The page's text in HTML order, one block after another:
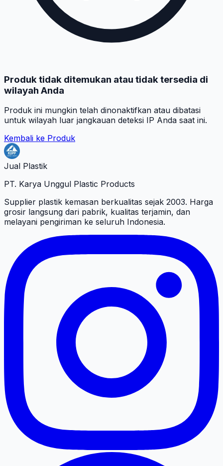
Produk tidak ditemukan atau tidak tersedia di
wilayah Anda
Produk ini mungkin telah dinonaktifkan atau dibatasi
untuk wilayah luar jangkauan deteksi IP Anda saat ini.
Kembali ke Produk
Jual Plastik
PT. Karya Unggul Plastic Products
Supplier plastik kemasan berkualitas sejak 2003. Harga
grosir langsung dari pabrik, kualitas terjamin, dan
melayani pengiriman ke seluruh Indonesia.